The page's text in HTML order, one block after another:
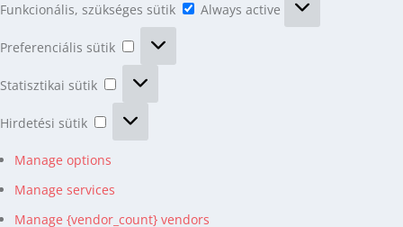
Funkcionális, szükséges sütik
szükséges
Always active
Preferenciális sütik
Preferenciális
Statisztikai sütik
Statisztikai
Hirdetési sütik
Hirdetési
Manage options
Manage services
Manage {vendor_count} vendors